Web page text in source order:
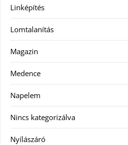
Linképítés
Lomtalanítás
Magazin
Medence
Napelem
Nincs kategorizálva
Nyílászáró